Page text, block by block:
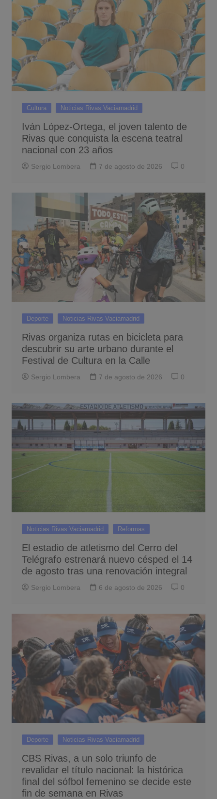
Cultura Noticias Rivas Vaciamadrid
Iván López-Ortega, el joven talento de
Rivas que conquista la escena teatral
nacional con 23 años
Sergio Lombera 7 de agosto de 2026 0
Deporte Noticias Rivas Vaciamadrid
Rivas organiza rutas en bicicleta para
descubrir su arte urbano durante el
Festival de Cultura en la Calle
Sergio Lombera 7 de agosto de 2026 0
Noticias Rivas Vaciamadrid Reformas
El estadio de atletismo del Cerro del
Telégrafo estrenará nuevo césped el 14
de agosto tras una renovación integral
Sergio Lombera 6 de agosto de 2026 0
Deporte Noticias Rivas Vaciamadrid
CBS Rivas, a un solo triunfo de
revalidar el título nacional: la histórica
final del sófbol femenino se decide este
fin de semana en Rivas